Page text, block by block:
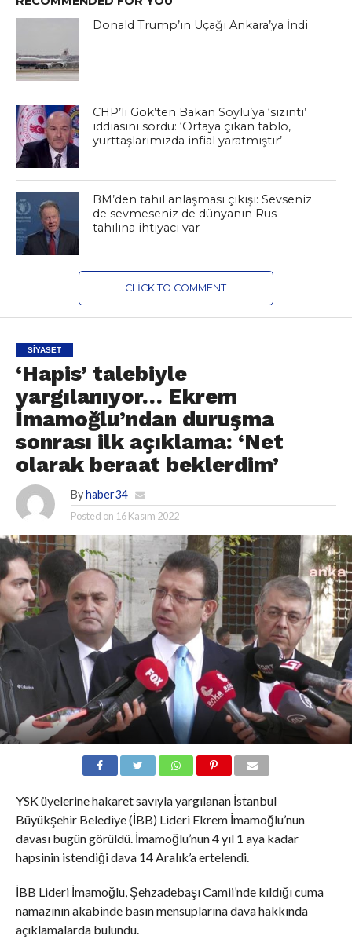
Donald Trump’ın Uçağı Ankara’ya İndi
CHP’li Gök’ten Bakan Soylu’ya ‘sızıntı’
iddiasını sordu: ‘Ortaya çıkan tablo,
yurttaşlarımızda infial yaratmıştır’
BM’den tahıl anlaşması çıkışı: Sevseniz
de sevmeseniz de dünyanın Rus
tahılına ihtiyacı var
CLICK TO COMMENT
SIYASET
‘Hapis’ talebiyle
yargılanıyor… Ekrem
İmamoğlu’ndan duruşma
sonrası ilk açıklama: ‘Net
olarak beraat beklerdim’
By haber34
Posted on 16 Kasım 2022
YSK üyelerine hakaret savıyla yargılanan İstanbul
Büyükşehir Belediye (İBB) Lideri Ekrem İmamoğlu’nun
davası bugün görüldü. İmamoğlu’nun 4 yıl 1 aya kadar
hapsinin istendiği dava 14 Aralık’a ertelendi.
İBB Lideri İmamoğlu, Şehzadebaşı Camii’nde kıldığı cuma
namazının akabinde basın mensuplarına dava hakkında
açıklamalarda bulundu.